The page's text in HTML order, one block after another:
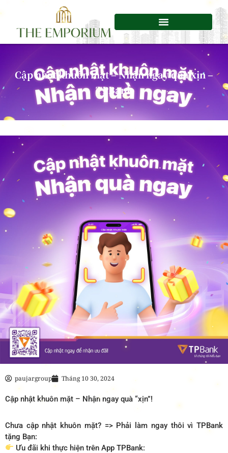
Chuyển
Cập nhật khuôn mặt – Nhận ngay quà xịn –
TPBank
paujargroup Tháng 10 30, 2024
Cập nhật khuôn mặt – Nhận ngay quà “xịn”!
Chưa cập nhật khuôn mặt? => Phải làm ngay thôi vì TPBank
tặng Bạn:
Ưu đãi khi thực hiện trên App TPBank: